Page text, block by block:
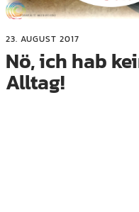
23. AUGUST 2017
Nö, ich hab
Alltag!